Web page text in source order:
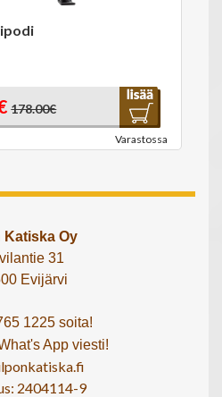
178.00€
Varastossa
Katiska Oy
31
Evijärvi
1225 soita!
App viesti!
2404114-9